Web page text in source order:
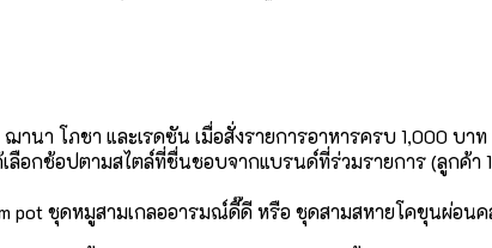
นา โภชา และเรดซัน เมื่อสั่งรายการอาหารครบ 1,000 บ
อกช้อปตามสไตล์ที่ชื่นชอบจากแบรนด์ที่ร่วมรายการ (ลูกค้า
ชุดหมูสามเกลออารมณ์ดี๊ดี หรือ ชุดสามสหายโคขุนผ่อนคล